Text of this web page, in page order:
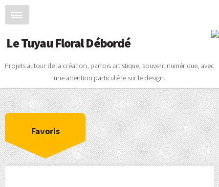
Le Tuyau Floral Débordé
Projets autour de la création, parfois artistique, souvent numérique, avec
une attention particulière sur le design.
Favoris